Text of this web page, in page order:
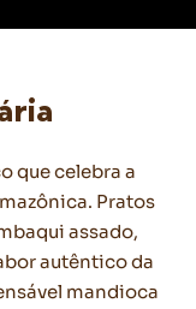
que celebra a
Pratos
assado,
autêntico da
mandioca